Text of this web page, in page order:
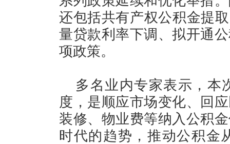
还包括共有产权公积金提
量贷款利率下调、拟开通
项政策。
多名业内专家表示，本
度，是顺应市场变化、回
装修、物业费等纳入公积
时代的趋势，推动公积金